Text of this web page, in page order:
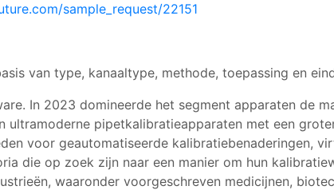
sample_request/22151
van type, kanaaltype, methode, toepassing en
In 2023 domineerde het segment apparaten de
pipetkalibratieapparaten met een
voor geautomatiseerde kalibratiebenaderingen,
die op zoek zijn naar een manier om hun
waaronder voorgeschreven medicijnen,